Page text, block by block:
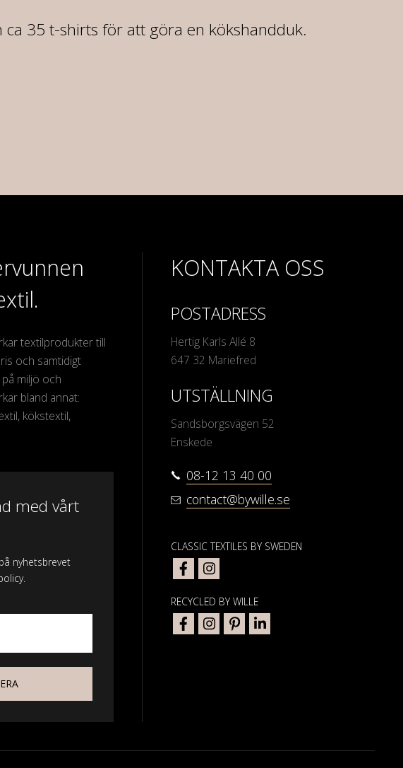
ca 35 t-shirts för att göra en kökshandduk.
textilprodukter till
och samtidigt
miljö och
bland annat:
kökstextil,
med vårt
nyhetsbrevet
KONTAKTA OSS
POSTADRESS
Hertig Karls Allé 8
647 32 Mariefred
UTSTÄLLNING
Sandsborgsvägen 52
Enskede
08-12 13 40 00
contact@bywille.se
CLASSIC TEXTILES BY SWEDEN
RECYCLED BY WILLE